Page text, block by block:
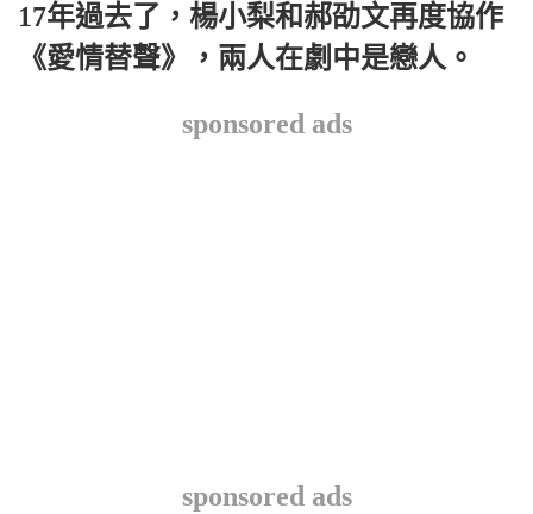
17年過去了，楊小梨和郝劭文再度協作
《愛情替聲》，兩人在劇中是戀人。
sponsored ads
sponsored ads